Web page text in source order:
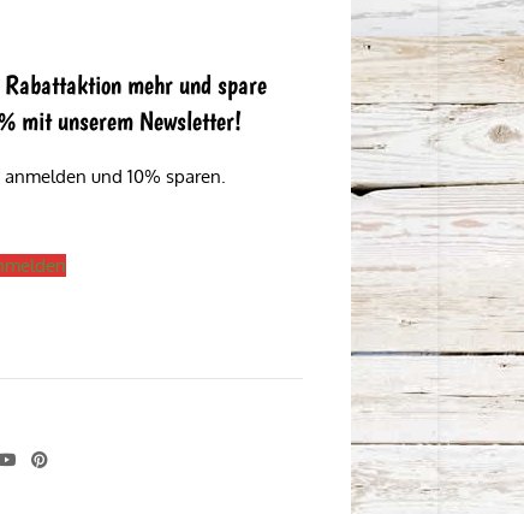
Rabattaktion mehr und spare
mit unserem Newsletter!
und 10% sparen.